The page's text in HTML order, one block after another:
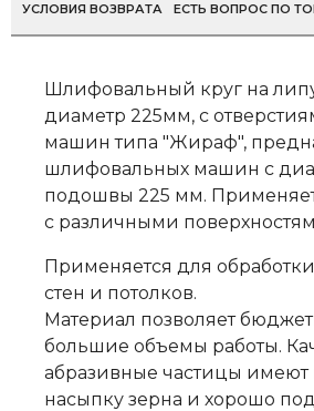
УСЛОВИЯ ВОЗВРАТА ЕСТЬ ВОПРОС ПО
Шлифовальный круг на
диаметр 225мм, с
машин типа "Жираф",
шлифовальных машин с
подошвы 225 мм.
с различными
Применяется для
стен и потолков.
Материал позволяет
большие объемы работы.
абразивные частицы имеют
насыпку зерна и хорошо